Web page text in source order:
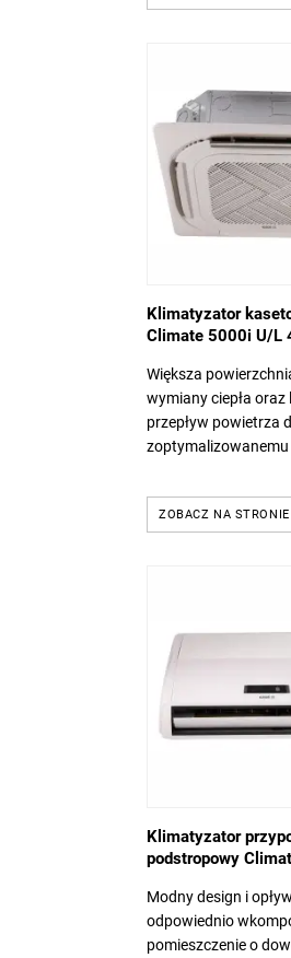
Klimatyzator
Climate 5000i U/L
Większa
wymiany ciepła oraz
przepływ powietrza
kW. Klasa
chłodzenia i...
ZOBACZ NA
Klimatyzator
podstropowy
Modny design i
odpowiednio
pomieszczenie o